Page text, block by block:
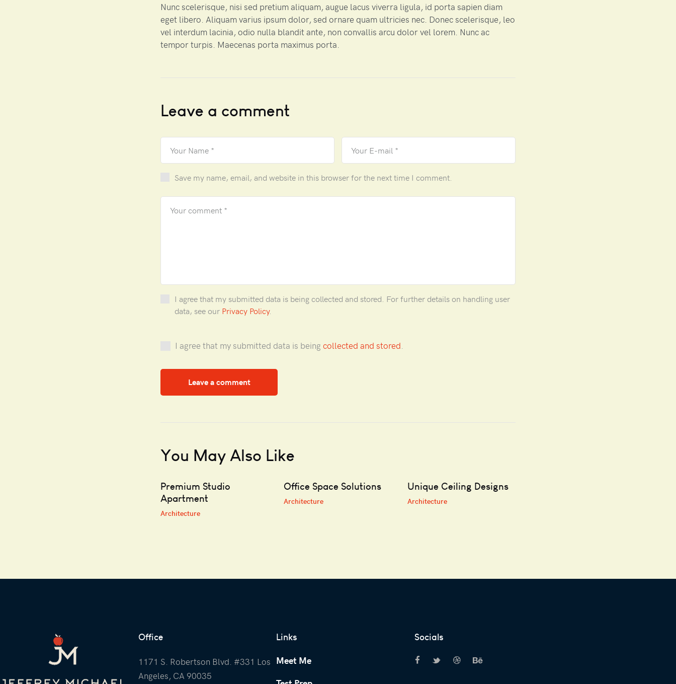
Nunc scelerisque, nisi sed pretium aliquam, augue lacus viverra ligula, id porta sapien diam
eget libero. Aliquam varius ipsum dolor, sed ornare quam ultricies nec. Donec scelerisque, leo
vel interdum lacinia, odio nulla blandit ante, non convallis arcu dolor vel lorem. Nunc ac
tempor turpis. Maecenas porta maximus porta.
Leave a comment
Save my name, email, and website in this browser for the next time I comment.
I agree that my submitted data is being collected and stored. For further details on handling user
data, see our Privacy Policy.
I agree that my submitted data is beingcollected and stored.
You May Also Like
Premium Studio
Apartment
Architecture
Office Space Solutions
Architecture
Unique Ceiling Designs
Architecture
Office
1171 S. Robertson Blvd. #331 Los
Angeles, CA 90035
Links
Meet Me
Socials